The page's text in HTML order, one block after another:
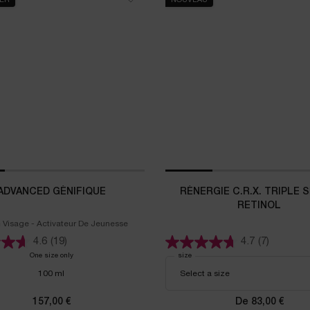
GÉNIFIQUE
Visage - Activateur De Jeunesse
4.6 (19)
One size onlyfor Advanced Génifique
100 ml
157,00 €
RÉNERGIE C.R.X. TRIPLE
RETINOL
4.7 (7)
Select a
size
De 83,00 €